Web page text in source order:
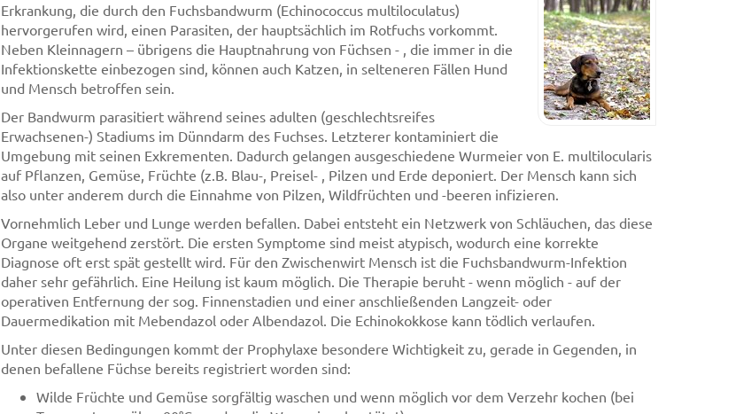
Erkrankung, die durch den Fuchsbandwurm (Echinococcus multiloculatus)
hervorgerufen wird, einen Parasiten, der hauptsächlich im Rotfuchs vorkommt.
Neben Kleinnagern – übrigens die Hauptnahrung von Füchsen - , die immer in die
Infektionskette einbezogen sind, können auch Katzen, in selteneren Fällen Hund
und Mensch betroffen sein.
Der Bandwurm parasitiert während seines adulten (geschlechtsreifes
Erwachsenen-) Stadiums im Dünndarm des Fuchses. Letzterer kontaminiert die
Umgebung mit seinen Exkrementen. Dadurch gelangen ausgeschiedene Wurmeier von E. multilocularis
auf Pflanzen, Gemüse, Früchte (z.B. Blau-, Preisel- , Pilzen und Erde deponiert. Der Mensch kann sich
also unter anderem durch die Einnahme von Pilzen, Wildfrüchten und -beeren infizieren.
Vornehmlich Leber und Lunge werden befallen. Dabei entsteht ein Netzwerk von Schläuchen, das diese
Organe weitgehend zerstört. Die ersten Symptome sind meist atypisch, wodurch eine korrekte
Diagnose oft erst spät gestellt wird. Für den Zwischenwirt Mensch ist die Fuchsbandwurm-Infektion
daher sehr gefährlich. Eine Heilung ist kaum möglich. Die Therapie beruht - wenn möglich - auf der
operativen Entfernung der sog. Finnenstadien und einer anschließenden Langzeit- oder
Dauermedikation mit Mebendazol oder Albendazol. Die Echinokokkose kann tödlich verlaufen.
Unter diesen Bedingungen kommt der Prophylaxe besondere Wichtigkeit zu, gerade in Gegenden, in
denen befallene Füchse bereits registriert worden sind:
Wilde Früchte und Gemüse sorgfältig waschen und wenn möglich vor dem Verzehr kochen (bei